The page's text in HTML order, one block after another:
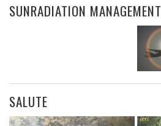
SUNRADIATION MANAGEMENT
SALUTE